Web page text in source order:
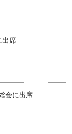
出席
会に出席